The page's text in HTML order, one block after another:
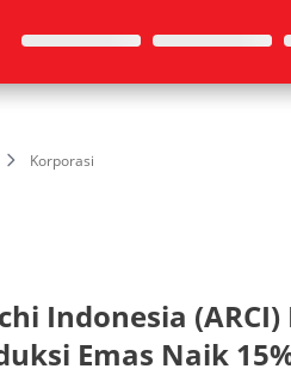
Korporasi
Indonesia
Emas Naik